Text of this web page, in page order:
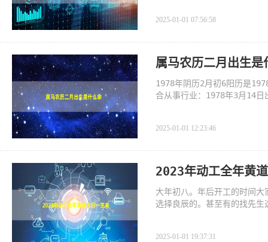
2025-01-01 07:56:58
属马农历二月出生是
1978年阴历2月初6阳历是
合从事行业：1978年3月14
2025-01-01 12:23:46
2023年动工全年黄
大年初八。年后开工的时间
选择良辰的。甚至有的找先
2025-01-01 19:37:31